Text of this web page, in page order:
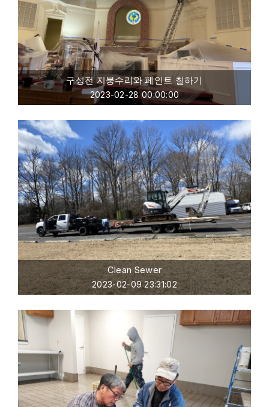
구성전 지붕수리와 페인트 칠하기
2023-02-28 00:00:00
Clean Sewer
2023-02-09 23:31:02